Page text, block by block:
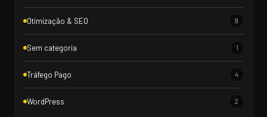
Otimização & SEO 9
Sem categoria 1
Tráfego Pago 4
WordPress 2